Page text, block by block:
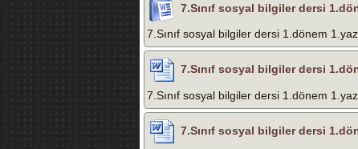
7.Sınıf sosyal bilgiler dersi
7.Sınıf sosyal bilgiler dersi 1.dönem
7.Sınıf sosyal bilgiler dersi
7.Sınıf sosyal bilgiler dersi 1.dönem
7.Sınıf sosyal bilgiler dersi